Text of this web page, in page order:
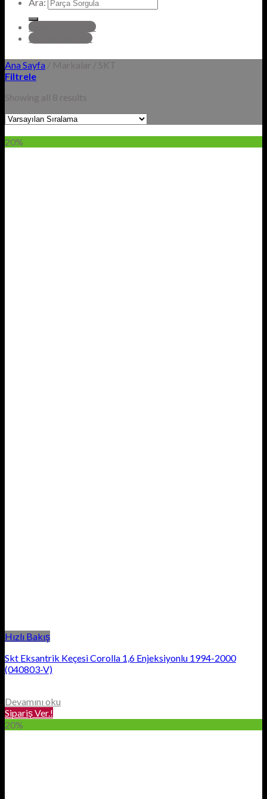
hyundai Parçalar
Honda Parçalar
Ana Sayfa / Markalar / SKT
Filtrele
Showing all 8 results
20%
Hızlı Bakış
Skt Eksantrik Keçesi Corolla 1,6 Enjeksiyonlu 1994-2000
(040803-V)
Devamını oku
Sipariş Ver.!
20%